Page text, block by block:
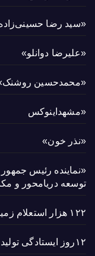
«سید رضا
«علیرضا دوانلو»
«محمدحسین
«مشهداینوکس
«نذر خون»
«نماینده رئیس
توسعه دریامحور و
۱۲۲ هزار استعلام زمین
۱۲روز ایستادگی تولید